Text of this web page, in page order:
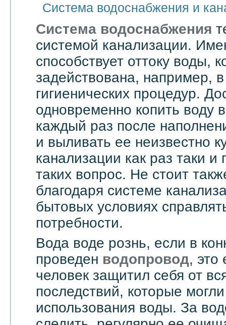
Система водоснабжения и
Система водоснабжения
системой канализации.
способствует оттоку воды,
задействована, например,
гигиенических процедур.
одновременно копить воду
каждый раз после
и выливать ее неизвестно
канализации как раз таки и
таких вопрос. Не стоит
благодаря системе
бытовых условиях
потребности.
Вода воде рознь, если в
проведен водопровод, это
человек защитил себя от
последствий, которые
использования воды. За